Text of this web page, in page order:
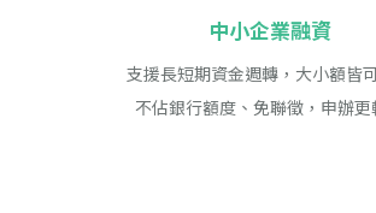
中小企業融資
支援長短期資金週轉，大小額皆
不佔銀行額度、免聯徵，申辦更